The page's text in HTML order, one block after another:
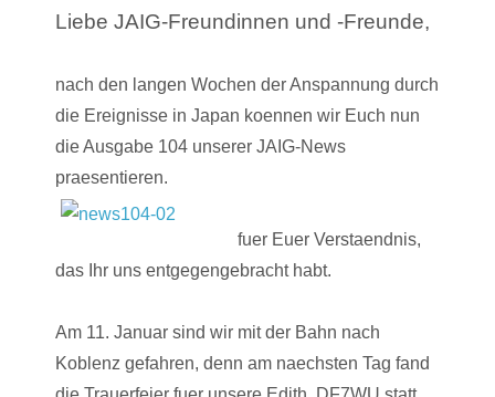
Liebe JAIG-Freundinnen und -Freunde,
nach den langen Wochen der Anspannung durch
die Ereignisse in Japan koennen wir Euch nun
die Ausgabe 104 unserer JAIG-News
praesentieren.
fuer Euer Verstaendnis,
das Ihr uns entgegengebracht habt.
Am 11. Januar sind wir mit der Bahn nach
Koblenz gefahren, denn am naechsten Tag fand